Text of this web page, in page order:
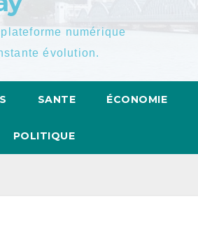
numérique
évolution.
SANTE ÉCONOMIE
POLITIQUE